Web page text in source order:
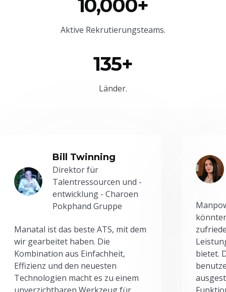
10,000+
Aktive Rekrutierungsteams.
135+
Länder.
Bill Twinning
Direktor für
Talentressourcen und -
entwicklung - Charoen
Pokphand Gruppe
Manatal ist das beste ATS, mit dem
wir gearbeitet haben. Die
Kombination aus Einfachheit,
Effizienz und den neuesten
Technologien macht es zu einem
unverzichtbaren Werkzeug für
bietet.